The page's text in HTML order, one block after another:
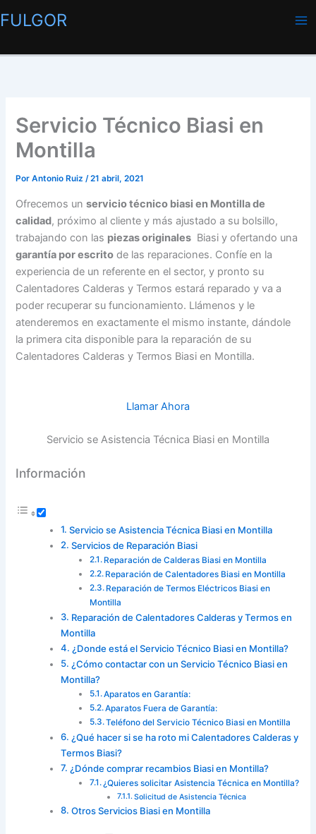
al
FULGOR
Servicio Técnico Biasi en
Montilla
PorAntonio Ruiz/21 abril, 2021
Ofrecemos unservicio técnico biasi en Montilla de
calidad, próximo al cliente y más ajustado a su bolsillo,
trabajando con las piezas originales Biasi y ofertando una
garantía por escrito de las reparaciones. Confíe en la
experiencia de un referente en el sector, y pronto su
Calentadores Calderas y Termos estará reparado y va a
poder recuperar su funcionamiento. Llámenos y le
atenderemos en exactamente el mismo instante, dándole
la primera cita disponible para la reparación de su
Calentadores Calderas y Termos Biasi en Montilla.
Llamar Ahora
Servicio se Asistencia Técnica Biasi en Montilla
Información
Servicio se Asistencia Técnica Biasi en Montilla
Servicios de Reparación Biasi
Reparación de Calderas Biasi en Montilla
Reparación de Calentadores Biasi en Montilla
Reparación de Termos Eléctricos Biasi en
Montilla
Reparación de Calentadores Calderas y Termos en
Montilla
¿Donde está el Servicio Técnico Biasi en Montilla?
¿Cómo contactar con un Servicio Técnico Biasi en
Montilla?
Aparatos en Garantía:
Aparatos Fuera de Garantía:
Teléfono del Servicio Técnico Biasi en Montilla
¿Qué hacer si se ha roto mi Calentadores Calderas y
Termos Biasi?
¿Dónde comprar recambios Biasi en Montilla?
¿Quieres solicitar Asistencia Técnica en Montilla?
Solicitud de Asistencia Técnica
Otros Servicios Biasi en Montilla